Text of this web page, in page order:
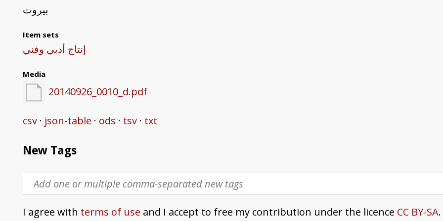
بيروت
Item sets
إنتاج أدبي وفني
Media
20140926_0010_d.pdf
csv json-table ods tsv txt
New Tags
I agree with terms of use and I accept to free my contribution under the licence CC BY-SA.